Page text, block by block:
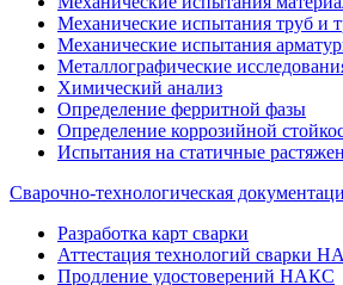
Механические испытания труб и
Механические испытания
Металлографические
Химический анализ
Определение ферритной фазы
Определение коррозийной
Испытания на статичные
Сварочно-технологическая
Разработка карт сварки
Аттестация технологий сварки
Продление удостоверений НАКС